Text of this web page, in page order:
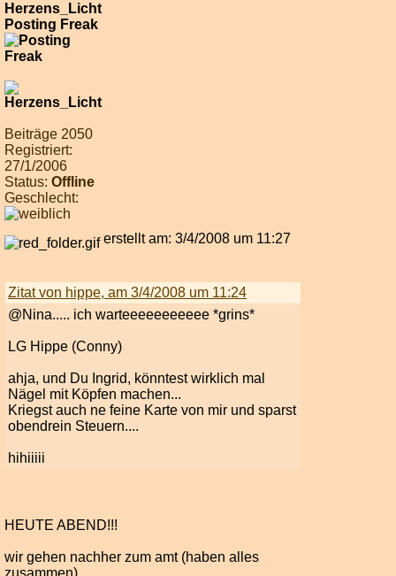
Herzens_Licht
Posting Freak
Beiträge 2050
Registriert:
27/1/2006
Status: Offline
Geschlecht:
erstellt am: 3/4/2008 um 11:27
Zitat von hippe, am 3/4/2008 um 11:24
@Nina..... ich warteeeeeeeeeee *grins*
LG Hippe (Conny)
ahja, und Du Ingrid, könntest wirklich mal
Nägel mit Köpfen machen...
Kriegst auch ne feine Karte von mir und sparst
obendrein Steuern....
hihiiiii
HEUTE ABEND!!!
wir gehen nachher zum amt (haben alles